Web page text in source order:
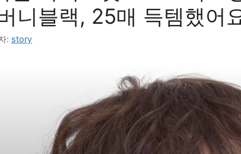
니블랙, 25매 득템했어
: story